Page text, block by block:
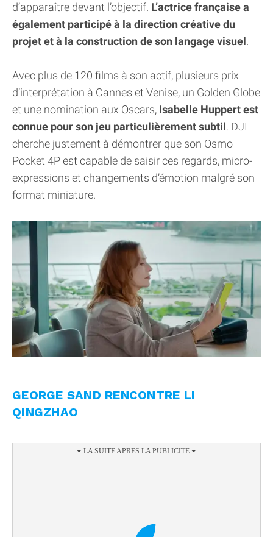
d’apparaître devant l’objectif. L’actrice française a
également participé à la direction créative du
projet et à la construction de son langage visuel.
Avec plus de 120 films à son actif, plusieurs prix
d’interprétation à Cannes et Venise, un Golden Globe
et une nomination aux Oscars, Isabelle Huppert est
connue pour son jeu particulièrement subtil. DJI
cherche justement à démontrer que son Osmo
Pocket 4P est capable de saisir ces regards, micro-
expressions et changements d’émotion malgré son
format miniature.
GEORGE SAND RENCONTRE LI
QINGZHAO